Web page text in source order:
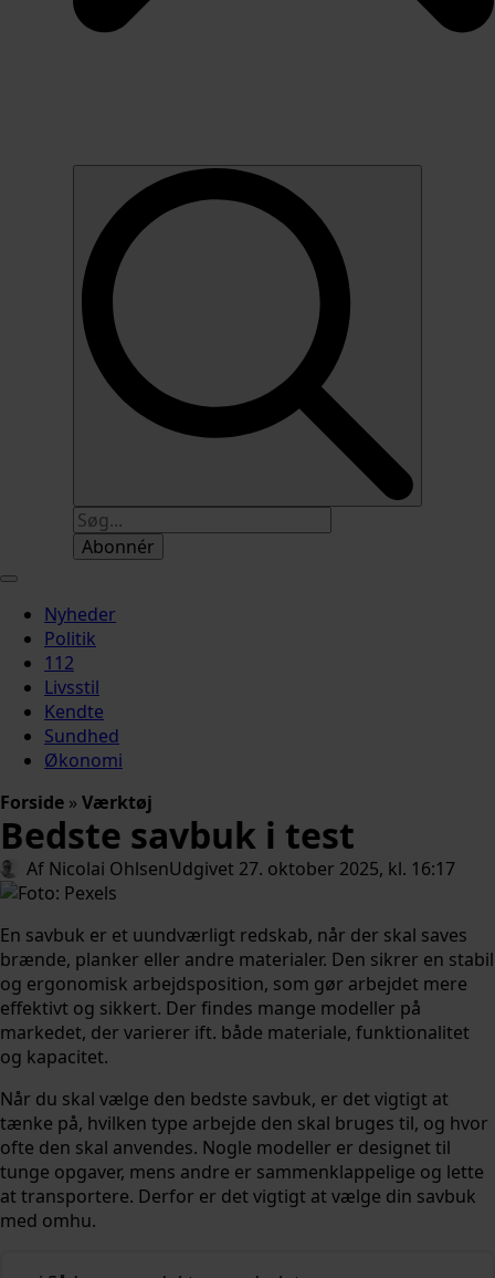
Abonnér
Nyheder
Politik
112
Livsstil
Kendte
Sundhed
Økonomi
Forside » Værktøj
Bedste savbuk i test
Af Nicolai OhlsenUdgivet 27. oktober 2025, kl. 16:17
En savbuk er et uundværligt redskab, når der skal saves
brænde, planker eller andre materialer. Den sikrer en stabil
og ergonomisk arbejdsposition, som gør arbejdet mere
effektivt og sikkert. Der findes mange modeller på
markedet, der varierer ift. både materiale, funktionalitet
og kapacitet.
Når du skal vælge den bedste savbuk, er det vigtigt at
tænke på, hvilken type arbejde den skal bruges til, og hvor
ofte den skal anvendes. Nogle modeller er designet til
tunge opgaver, mens andre er sammenklappelige og lette
at transportere. Derfor er det vigtigt at vælge din savbuk
med omhu.